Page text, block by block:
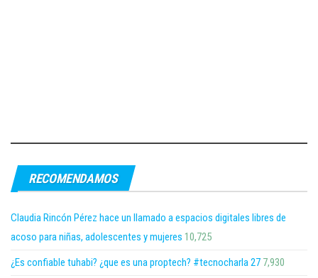
RECOMENDAMOS
Claudia Rincón Pérez hace un llamado a espacios digitales libres de
acoso para niñas, adolescentes y mujeres 10,725
¿Es confiable tuhabi? ¿que es una proptech? #tecnocharla 27 7,930